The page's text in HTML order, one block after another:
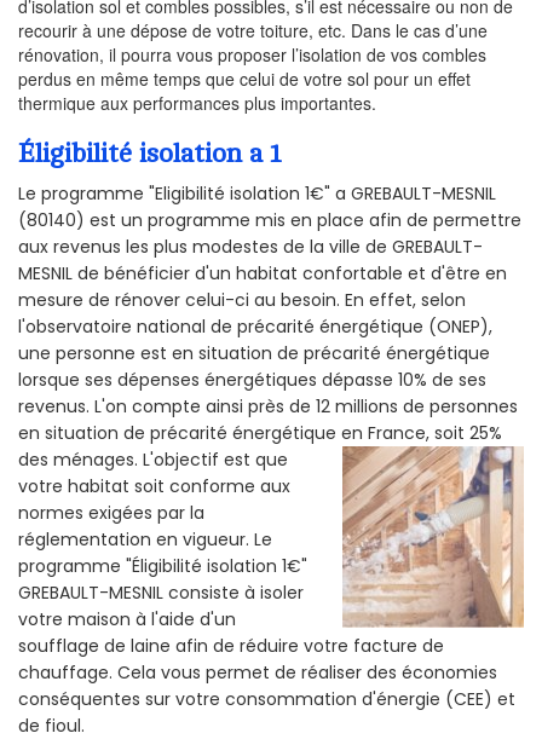
d’isolation sol et combles possibles, s’il est nécessaire ou non de
recourir à une dépose de votre toiture, etc. Dans le cas d’une
rénovation, il pourra vous proposer l’isolation de vos combles
perdus en même temps que celui de votre sol pour un effet
thermique aux performances plus importantes.
Éligibilité isolation a 1
Le programme "Eligibilité isolation 1€" a GREBAULT-MESNIL
(80140) est un programme mis en place afin de permettre
aux revenus les plus modestes de la ville de GREBAULT-
MESNIL de bénéficier d'un habitat confortable et d'être en
mesure de rénover celui-ci au besoin. En effet, selon
l'observatoire national de précarité énergétique (ONEP),
une personne est en situation de précarité énergétique
lorsque ses dépenses énergétiques dépasse 10% de ses
revenus. L'on compte ainsi près de 12 millions de personnes
en situation de précarité énergétique en France, soit 25%
des ménages. L'objectif est que
votre habitat soit conforme aux
normes exigées par la
réglementation en vigueur. Le
programme "Éligibilité isolation 1€"
GREBAULT-MESNIL consiste à isoler
votre maison à l'aide d'un
soufflage de laine afin de réduire votre facture de
chauffage. Cela vous permet de réaliser des économies
conséquentes sur votre consommation d'énergie (CEE) et
de fioul.